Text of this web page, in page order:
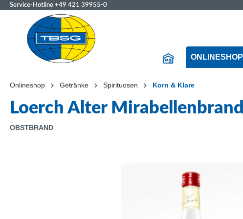
Service-Hotline +49 421 39955-0
ONLINESHOP
Onlineshop Getränke Spirituosen Korn & Klare
Loerch Alter Mirabellenbrand
OBSTBRAND